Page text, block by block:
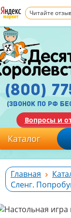
Читайте
(800)
(звонок по рф
Вопросы и
Каталог
Главная
Сленг.